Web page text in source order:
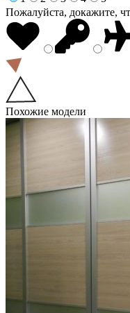
Пожалуйста, докажите,
Похожие модели